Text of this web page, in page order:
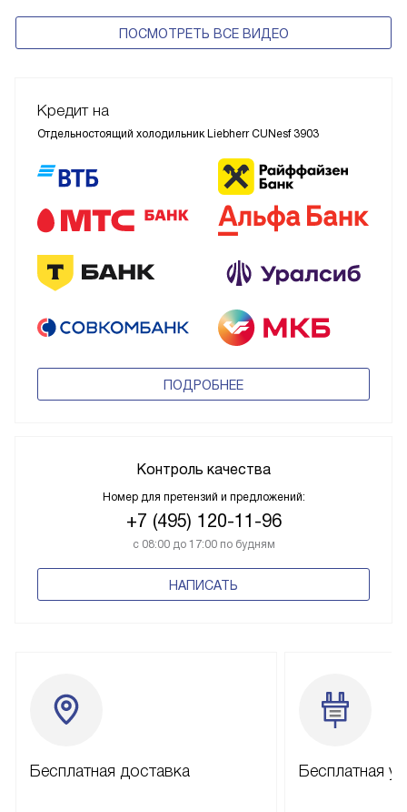
ПОСМОТРЕТЬ ВСЕ ВИДЕО
Кредит на
Отдельностоящий холодильник Liebherr CUNesf 3903
ПОДРОБНЕЕ
Контроль качества
Номер для претензий и предложений:
+7 (495) 120-11-96
с 08:00 до 17:00 по будням
НАПИСАТЬ
Бесплатная доставка Бесплатная